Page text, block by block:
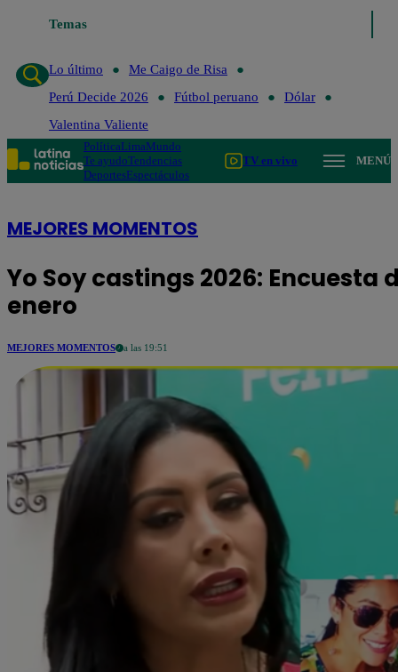
Temas
Lo último
Lo último
Me Caigo de Risa
Perú Decide 2026
Fútbol peruano
Dólar
Valentina Valiente
PolíticaLimaMundo
Te ayudoTendencias
DeportesEspectáculos
TV en vivo MENÚ
MEJORES MOMENTOS
Yo Soy castings 2026: Encuesta
enero
MEJORES MOMENTOS a las 19:51